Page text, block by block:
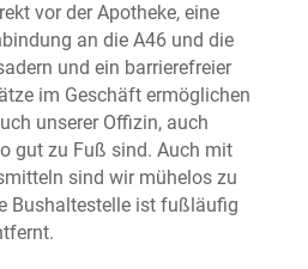
vor der Apotheke, eine
an die A46 und die
und ein barrierefreier
im Geschäft ermöglichen
unserer Offizin, auch
gut zu Fuß sind. Auch mit
sind wir mühelos zu
Bushaltestelle ist fußläufig